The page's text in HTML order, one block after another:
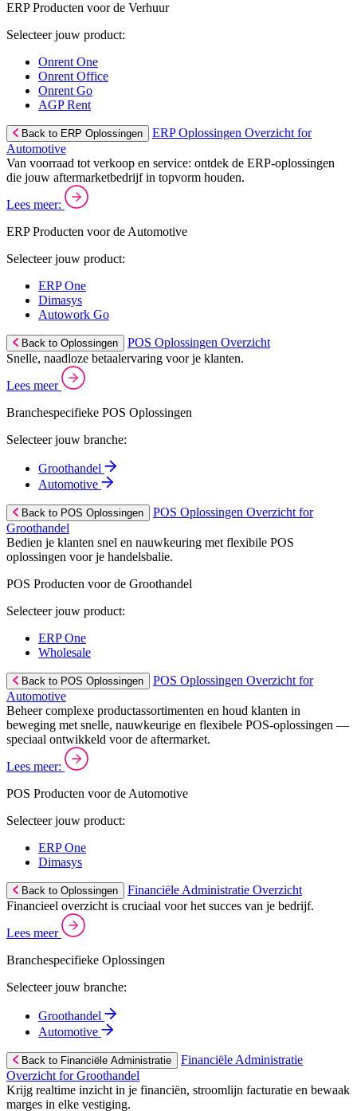
ERP Producten voor de Verhuur
Selecteer jouw product:
Onrent One
Onrent Office
Onrent Go
AGP Rent
Back to ERP Oplossingen
ERP Oplossingen Overzicht for
Automotive
Van voorraad tot verkoop en service: ontdek de ERP-oplossingen
die jouw aftermarketbedrijf in topvorm houden.
Lees meer:
ERP Producten voor de Automotive
Selecteer jouw product:
ERP One
Dimasys
Autowork Go
Back to Oplossingen
POS Oplossingen Overzicht
Snelle, naadloze betaalervaring voor je klanten.
Lees meer
Branchespecifieke POS Oplossingen
Selecteer jouw branche:
Groothandel
Automotive
Back to POS Oplossingen
POS Oplossingen Overzicht for
Groothandel
Bedien je klanten snel en nauwkeuring met flexibile POS
oplossingen voor je handelsbalie.
POS Producten voor de Groothandel
Selecteer jouw product:
ERP One
Wholesale
Back to POS Oplossingen
POS Oplossingen Overzicht for
Automotive
Beheer complexe productassortimenten en houd klanten in
beweging met snelle, nauwkeurige en flexibele POS-oplossingen —
speciaal ontwikkeld voor de aftermarket.
Lees meer:
POS Producten voor de Automotive
Selecteer jouw product:
ERP One
Dimasys
Back to Oplossingen
Financiële Administratie Overzicht
Financieel overzicht is cruciaal voor het succes van je bedrijf.
Lees meer
Branchespecifieke Oplossingen
Selecteer jouw branche:
Groothandel
Automotive
Back to Financiële Administratie
Financiële Administratie
Overzicht for Groothandel
Krijg realtime inzicht in je financiën, stroomlijn facturatie en bewaak
marges in elke vestiging.